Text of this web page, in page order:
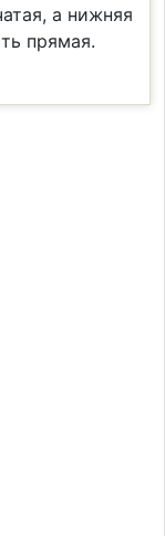
а нижняя
прямая.